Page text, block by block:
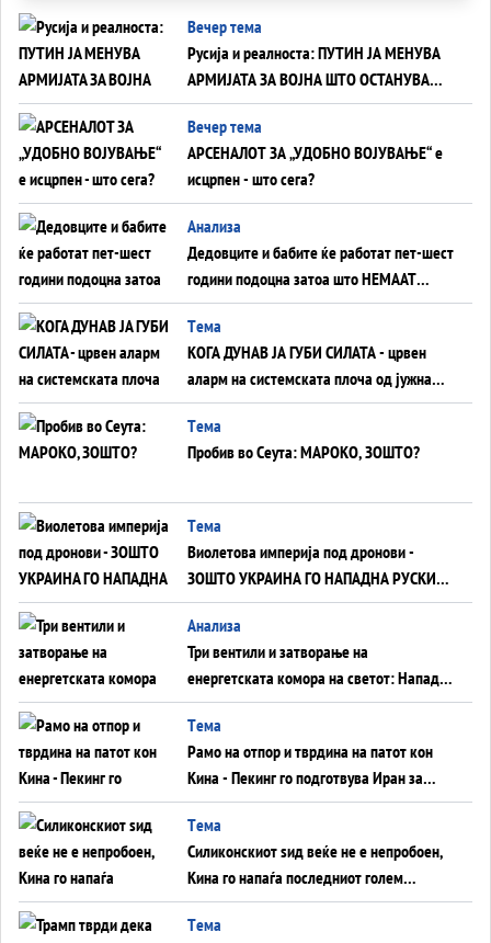
Вечер тема
Русија и реалноста: ПУТИН ЈА МЕНУВА
АРМИЈАТА ЗА ВОЈНА ШТО ОСТАНУВА
БЕЗ ФРОНТ
Вечер тема
АРСЕНАЛОТ ЗА „УДОБНО ВОЈУВАЊЕ“ е
исцрпен - што сега?
Анализа
Дедовците и бабите ќе работат пет-шест
години подоцна затоа што НЕМААТ
ВНУЦИ ДА ГИ ЗАМЕНАТ
Tема
КОГА ДУНАВ ЈА ГУБИ СИЛАТА - црвен
аларм на системската плоча од јужна
Германија до Црното Море...
Tема
Пробив во Сеута: МАРОКО, ЗОШТО?
Tема
Виолетова империја под дронови -
ЗОШТО УКРАИНА ГО НАПАДНА РУСКИОТ
WILDBERRIES
Aнализа
Три вентили и затворање на
енергетската комора на светот: Нападот
во Суец најавува глобален енергетски
инфаркт?
Tема
Рамо на отпор и тврдина на патот кон
Кина - Пекинг го подготвува Иран за
американска копнена инвазија
Tема
Силиконскиот ѕид веќе не е непробоен,
Кина го напаѓа последниот голем
монопол на Западот?
Tема